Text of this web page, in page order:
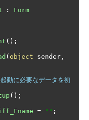
:
Form
();
( object sender ,
動に必要なデータを初
();
= "" ;